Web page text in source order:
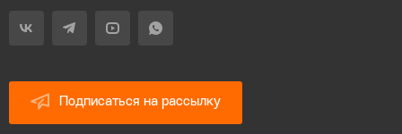
Подписаться на рассылку